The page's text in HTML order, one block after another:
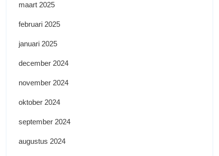
maart 2025
februari 2025
januari 2025
december 2024
november 2024
oktober 2024
september 2024
augustus 2024